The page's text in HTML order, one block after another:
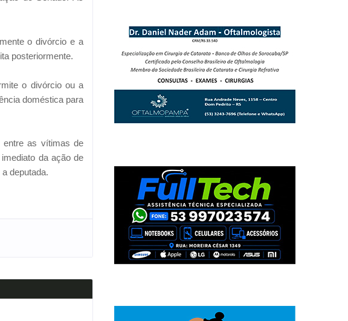
o divórcio e a
posteriormente.
o divórcio ou a
doméstica para
entre as vítimas de
da ação de
deputada.